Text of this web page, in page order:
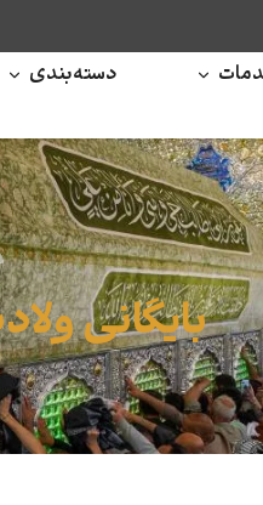
دسته‌بندی
بایگانی